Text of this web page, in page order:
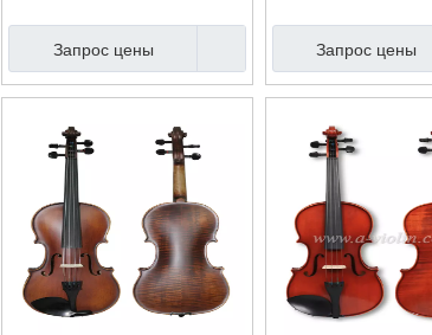
Запрос цены
Запрос цены